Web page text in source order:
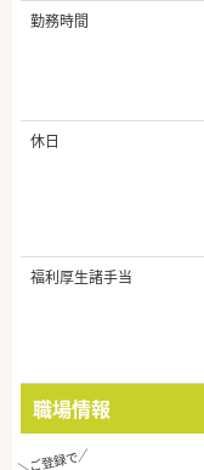
勤務時間
休日
福利厚生諸手当
職場情報